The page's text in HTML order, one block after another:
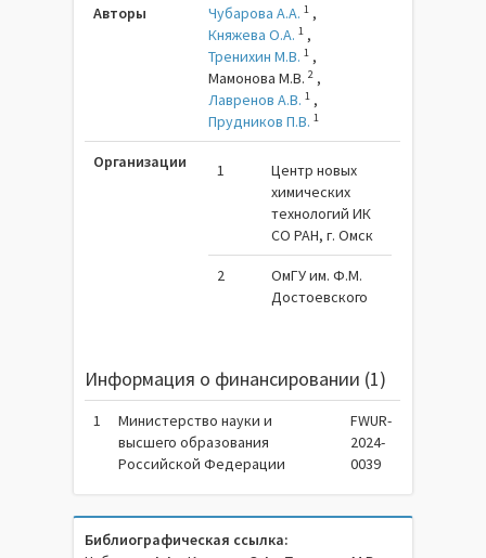
Авторы Чубарова А.А. 1 ,
Княжева О.А. 1 ,
Тренихин М.В. 1 ,
Мамонова М.В.2 ,
Лавренов А.В. 1 ,
Прудников П.В. 1
Организации 1
Центр новых
химических
технологий ИК
СО РАН, г. Омск
2
ОмГУ им. Ф.М.
Достоевского
Информация о финансировании (1)
1
Министерство науки и
высшего образования
Российской Федерации
FWUR-
2024-
0039
Библиографическая ссылка: